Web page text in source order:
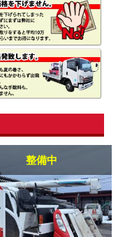
整備中